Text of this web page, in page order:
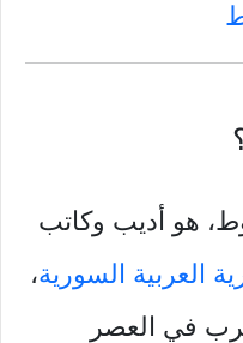
هو أديب وكاتب
العربية السورية،
في العصر